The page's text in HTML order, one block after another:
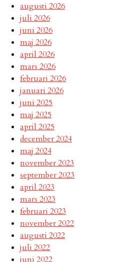
augusti 2026
juli 2026
juni 2026
maj 2026
april 2026
mars 2026
februari 2026
januari 2026
juni 2025
maj 2025
april 2025
december 2024
maj 2024
november 2023
september 2023
april 2023
mars 2023
februari 2023
november 2022
augusti 2022
juli 2022
juni 2022